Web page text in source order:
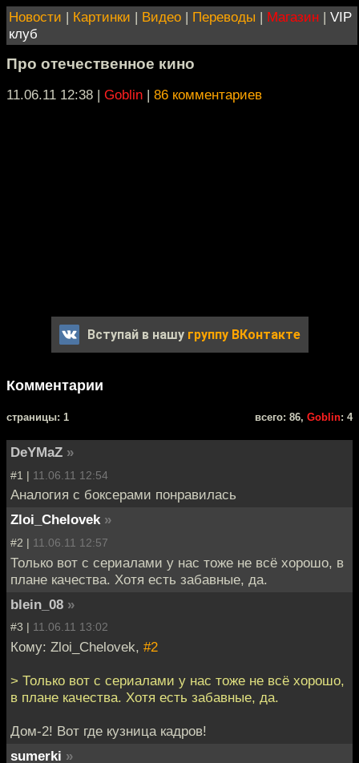
Новости | Картинки | Видео | Переводы | Магазин | VIP
клуб
Про отечественное кино
11.06.11 12:38 | Goblin | 86 комментариев
Вступай в нашу группу ВКонтакте
Комментарии
cтраницы: 1 всего: 86, Goblin: 4
DeYMaZ »
#1 | 11.06.11 12:54
Аналогия с боксерами понравилась
Zloi_Chelovek »
#2 | 11.06.11 12:57
Только вот с сериалами у нас тоже не всё хорошо, в
плане качества. Хотя есть забавные, да.
blein_08 »
#3 | 11.06.11 13:02
Кому: Zloi_Chelovek, #2
> Только вот с сериалами у нас тоже не всё хорошо,
в плане качества. Хотя есть забавные, да.
Дом-2! Вот где кузница кадров!
sumerki »